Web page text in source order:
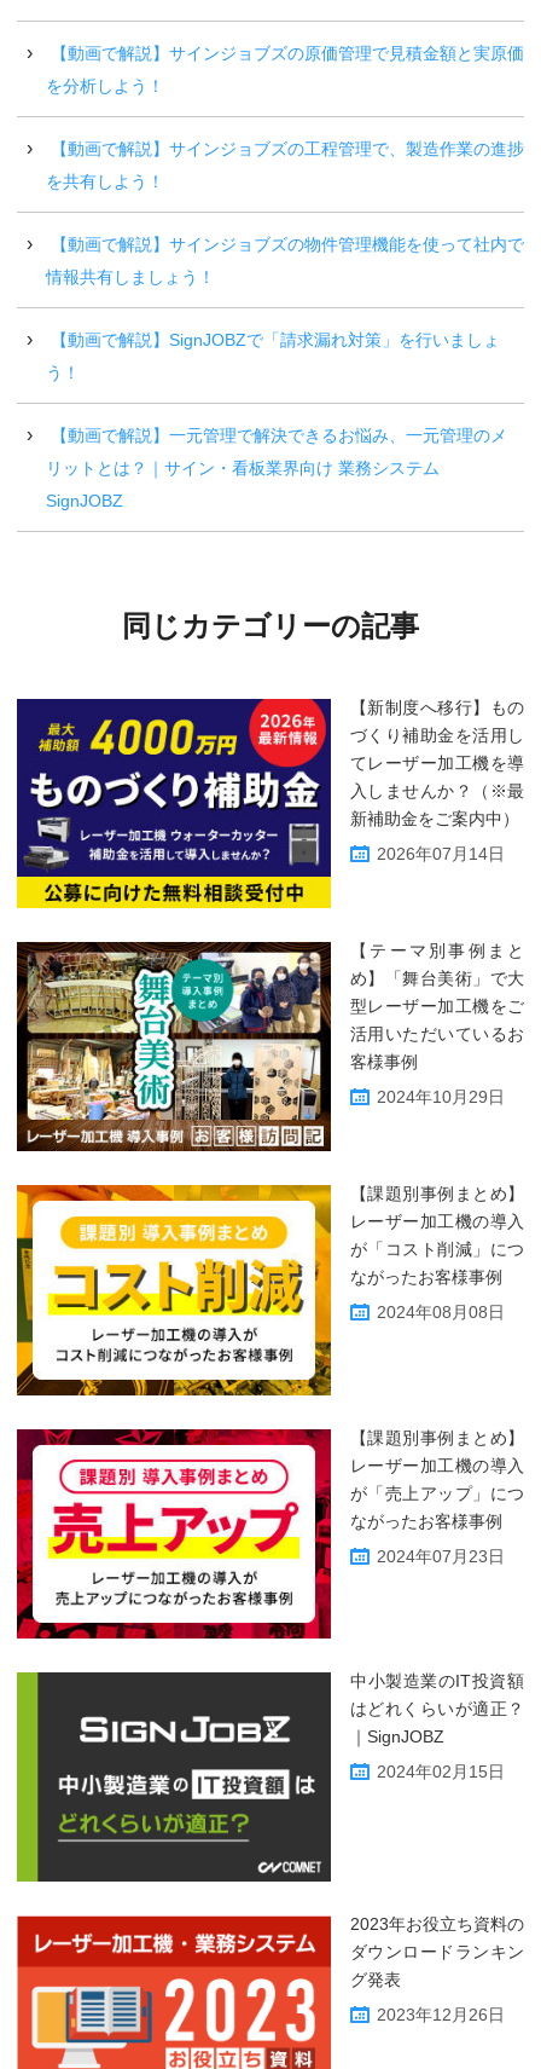
【動画で解説】サインジョブズの原価管理で見積金額と実原価
を分析しよう！
【動画で解説】サインジョブズの工程管理で、製造作業の進捗
を共有しよう！
【動画で解説】サインジョブズの物件管理機能を使って社内で
情報共有しましょう！
【動画で解説】SignJOBZで「請求漏れ対策」を行いましょ
う！
【動画で解説】一元管理で解決できるお悩み、一元管理のメ
リットとは？｜サイン・看板業界向け 業務システム
SignJOBZ
同じカテゴリーの記事
【新制度へ移行】もの
づくり補助金を活用し
てレーザー加工機を導
入しませんか？（※最
新補助金をご案内中）
2026年07月14日
【テーマ別事例まと
め】「舞台美術」で大
型レーザー加工機をご
活用いただいているお
客様事例
2024年10月29日
【課題別事例まとめ】
レーザー加工機の導入
が「コスト削減」につ
ながったお客様事例
2024年08月08日
【課題別事例まとめ】
レーザー加工機の導入
が「売上アップ」につ
ながったお客様事例
2024年07月23日
中小製造業のIT投資額
はどれくらいが適正？
｜SignJOBZ
2024年02月15日
2023年お役立ち資料の
ダウンロードランキン
グ発表
2023年12月26日